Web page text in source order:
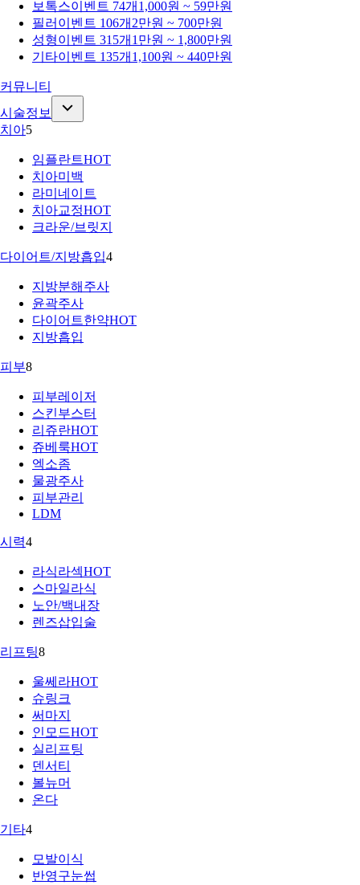
보톡스이벤트 74개 1,000원 ~ 59만원
필러 이벤트 106개 2만원 ~ 700만원
성형이벤트 315개 1만원 ~ 1,800만원
기타이벤트 135개 1,100원 ~ 440만원
커뮤니티
시술정보
치아5
임플란트HOT
치아미백
라미네이트
치아교정HOT
크라운/브릿지
다이어트/지방흡입4
지방분해주사
윤곽주사
다이어트한약HOT
지방흡입
피부8
피부레이저
스킨부스터
리쥬란HOT
쥬베룩HOT
엑소좀
물광주사
피부관리
LDM
시력4
라식라섹HOT
스마일라식
노안/백내장
렌즈삽입술
리프팅8
울쎄라HOT
슈링크
써마지
인모드HOT
실리프팅
덴서티
볼뉴머
온다
기타4
모발이식
반영구눈썹